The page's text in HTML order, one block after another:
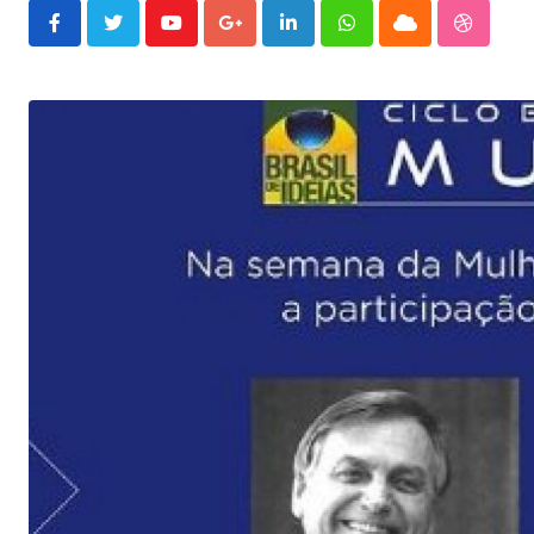
YoutubeGoogle+LinkedInWhatsappCloud